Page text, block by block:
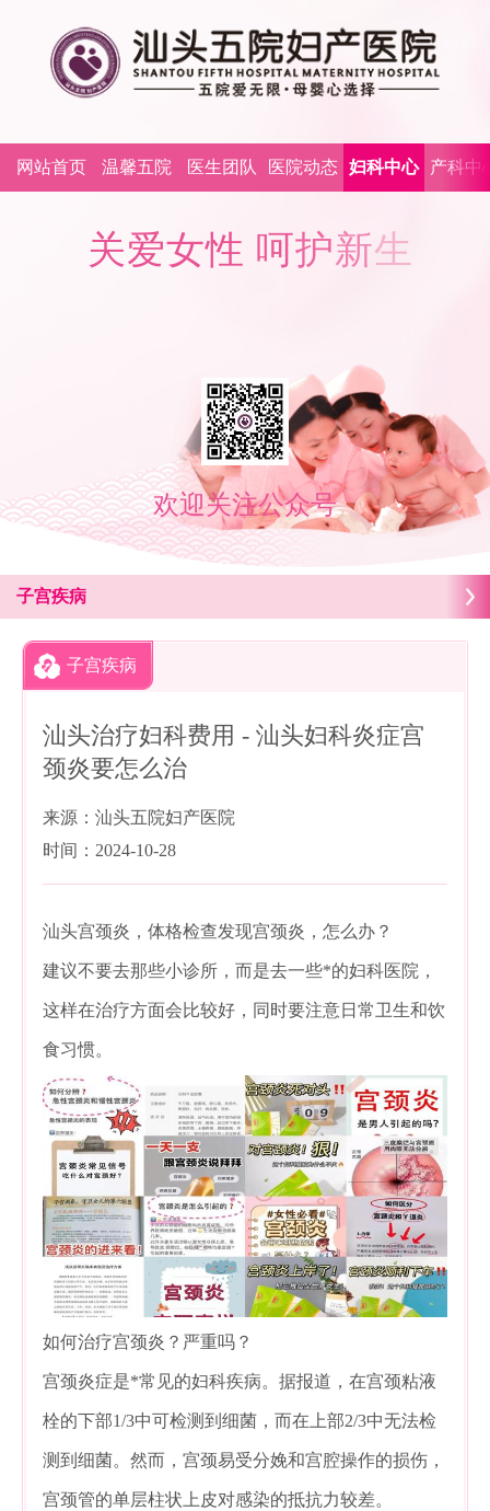
网站首页 温馨五院 医生团队 医院动态 妇科中心 产科中
欢迎关注公众号
关 爱 女 性 呵 护 新 生
子宫疾病
子宫疾病
汕头治疗妇科费用 - 汕头妇科炎症宫
颈炎要怎么治
来源：汕头五院妇产医院
时间：2024-10-28
汕头宫颈炎，体格检查发现宫颈炎，怎么办？
建议不要去那些小诊所，而是去一些*的妇科医院，
这样在治疗方面会比较好，同时要注意日常卫生和饮
食习惯。
如何治疗宫颈炎？严重吗？
宫颈炎症是*常见的妇科疾病。据报道，在宫颈粘液
栓的下部1/3中可检测到细菌，而在上部2/3中无法检
测到细菌。然而，宫颈易受分娩和宫腔操作的损伤，
宫颈管的单层柱状上皮对感染的抵抗力较差。